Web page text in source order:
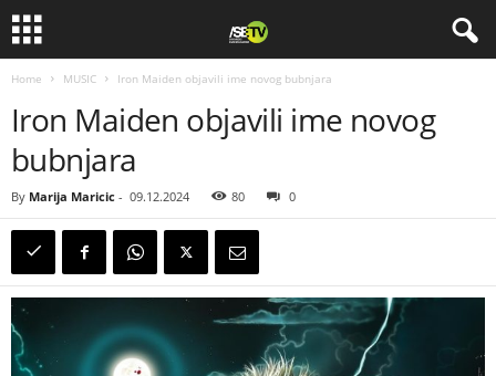
Home MUSIC Iron Maiden objavili ime novog bubnjara
Iron Maiden objavili ime novog
bubnjara
By Marija Maricic - 09.12.2024 80 0